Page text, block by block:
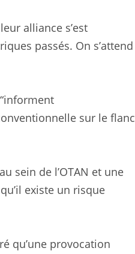
alliance s’est
passés. On s’attend
sur le flanc
sein de l’OTAN et une
existe un risque
qu’une provocation